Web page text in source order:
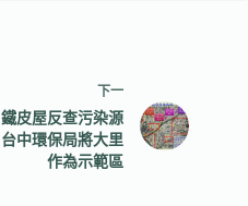
下一
鐵皮屋反查污染源
台中環保局將大里
作為示範區